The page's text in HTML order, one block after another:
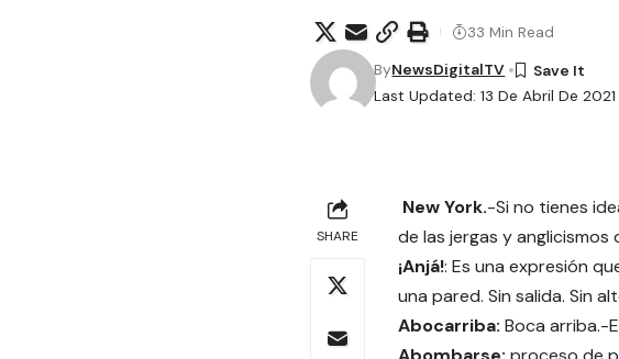
Last Updated: 13 De Abril De
ByNewsDigitalTV
33 Min Read
SHARE
New York.-Si no tienes
de las jergas y
¡Anjá!: Es una expresión
una pared. Sin salida. Sin
Abocarriba: Boca arriba.-